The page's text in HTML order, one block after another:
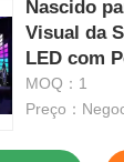
Nascido
Visual da
LED com
de 7680Hz
MOQ：1
Preço：